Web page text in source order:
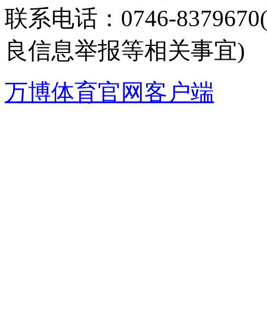
联系电话：0746-
良信息举报等相关事宜)
万博体育官网客户端